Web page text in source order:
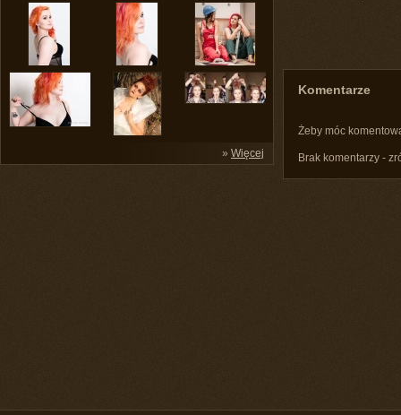
» Więcej
Komentarze
Żeby móc
Brak komentarzy -